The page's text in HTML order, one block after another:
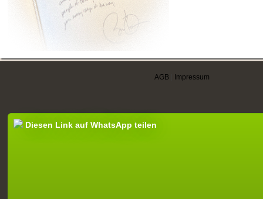
AGB Impressum
Diesen Link auf WhatsApp teilen